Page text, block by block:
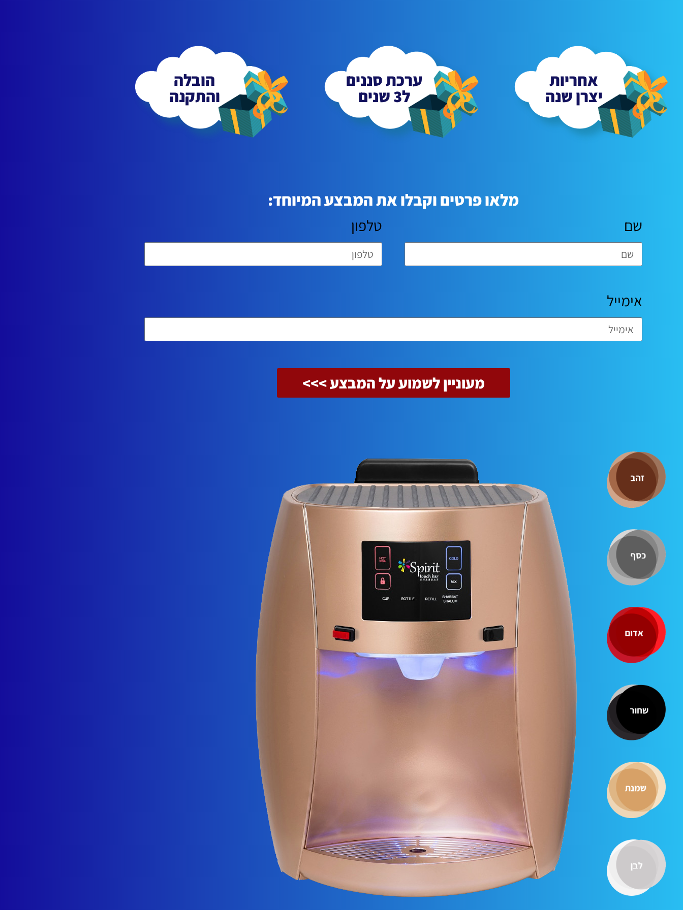
אחריות
יצרן שנה
ערכת סננים
ל3 שנים
הובלה
והתקנה
מלאו פרטים וקבלו את המבצע המיוחד:
שם טלפון
אימייל
מעוניין לשמוע על המבצע >>>